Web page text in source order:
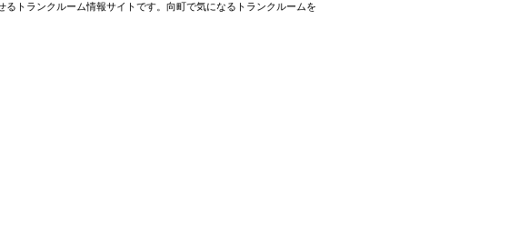
トランクルーム情報サイトです。向町で気になるトランクルームを